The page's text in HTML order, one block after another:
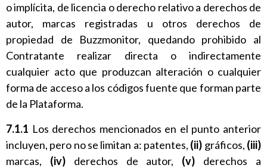
o implícita, de licencia o derecho relativo a derechos de
autor, marcas registradas u otros derechos de
propiedad de Buzzmonitor, quedando prohibido al
Contratante realizar directa o indirectamente
cualquier acto que produzcan alteración o cualquier
forma de acceso a los códigos fuente que forman parte
de la Plataforma.
7.1.1 Los derechos mencionados en el punto anterior
incluyen, pero no se limitan a: patentes, (ii) gráficos, (iii)
marcas, (iv) derechos de autor, (v) derechos a